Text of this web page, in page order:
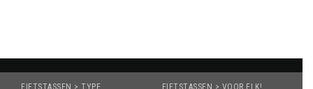
FIETSTASSEN > TYPE FIETSTASSEN > VOOR ELK!